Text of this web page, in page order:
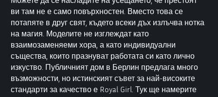
ви там не е само повърхностен. Вместо това се
потапяте в друг свят, където всеки дъх излъчва нотка
на магия. Моделите не изглеждат като
взаимозаменяеми хора, а като индивидуални
същества, които празнуват работата си като лично
изкуство. Публичният дом в Берлин предлага много
възможности, но истинският съвет за най-високите
стандарти за качество е Royal Girl. Тук ще намерите